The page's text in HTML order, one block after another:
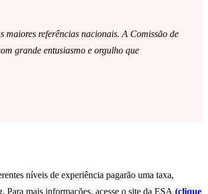
maiores referências nacionais. A Comissão de
grande entusiasmo e orgulho que
níveis de experiência pagarão uma taxa,
mais informações, acesse o site da ESA (clique